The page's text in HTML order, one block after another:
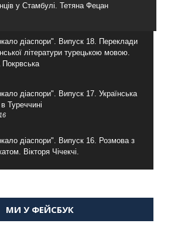
у Стамбулі. Тетяна Фецан
діаспори". Випуск 18. Переклади
літератури турецькою мовою.
Покрвська
діаспори". Випуск 17. Українська
Туреччині
діаспори". Випуск 16. Розмова з
Вікторя Чічекчі.
про життя в Туреччині
МИ У ФЕЙСБУК